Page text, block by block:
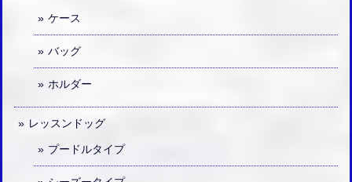
ケース
バッグ
ホルダー
レッスンドッグ
プードルタイプ